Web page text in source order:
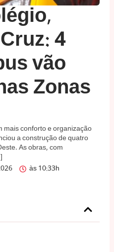
4
vão
Zonas
mais conforto e organização
a construção de quatro
As obras, com
às10:33h